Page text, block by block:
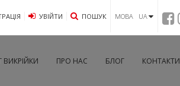
УВIЙТИ ПОШУК МОВА UA
ВИКРІЙКИ ПРО НАС БЛОГ КОНТАКТИ